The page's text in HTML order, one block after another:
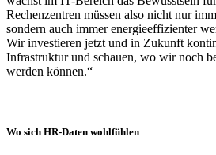
Rechenzentren müssen also nicht nur
sondern auch immer energieeffizienter
Wir investieren jetzt und in Zukunft
Infrastruktur und schauen, wo wir noch
werden können.“
Wo sich HR-Daten wohlfühlen